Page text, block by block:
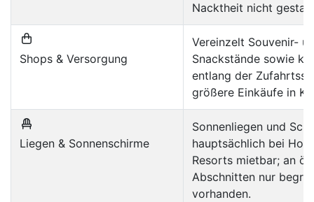
Nacktheit nicht
Shops & Versorgung
Vereinzelt Souvenir-
Snackstände sowie
entlang der
größere Einkäufe in
Liegen & Sonnenschirme
Sonnenliegen und
hauptsächlich bei
Resorts mietbar; an
Abschnitten nur
vorhanden.